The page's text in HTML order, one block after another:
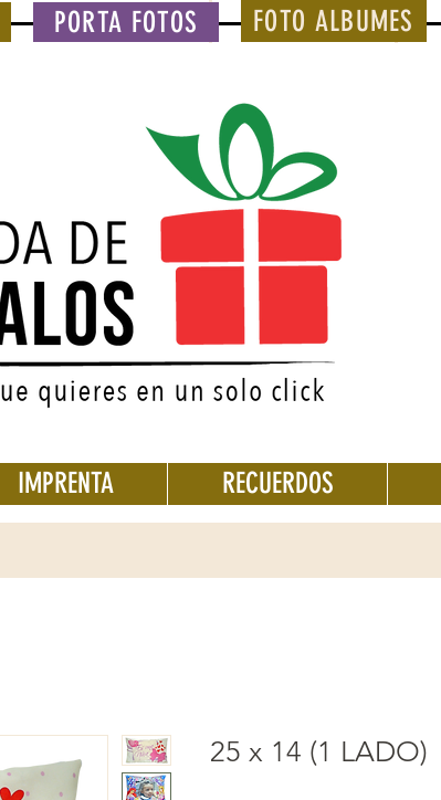
FOTO ALBUMES
PORTA FOTOS
IMPRENTA RECUERDOS
25 x 14 (1 LADO)